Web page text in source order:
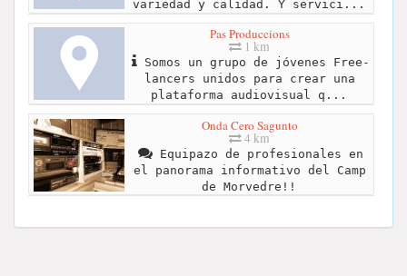
variedad y calidad. Y servici...
Pas Produccions
1 km
Somos un grupo de jóvenes Free-
lancers unidos para crear una
plataforma audiovisual q...
Onda Cero Sagunto
4 km
Equipazo de profesionales en
el panorama informativo del Camp
de Morvedre!!